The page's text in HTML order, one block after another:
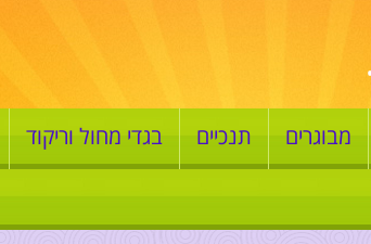
מבוגרים תנכיים בגדי מחול וריקוד